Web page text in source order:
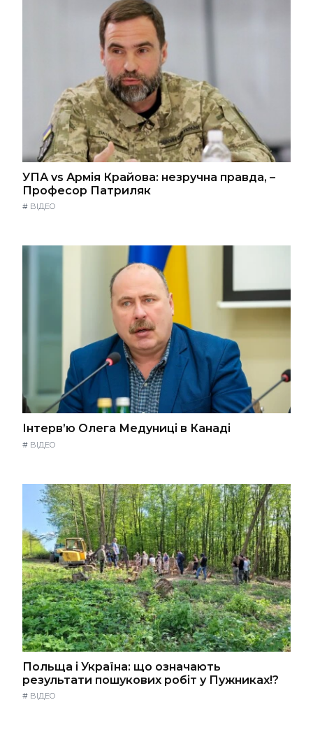
УПА vs Армія Крайова: незручна правда, –
Професор Патриляк
# ВІДЕО
Інтерв’ю Олега Медуниці в Канаді
# ВІДЕО
Польща і Україна: що означають
результати пошукових робіт у Пужниках!?
# ВІДЕО